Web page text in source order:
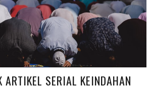
SERIAL KEINDAHAN